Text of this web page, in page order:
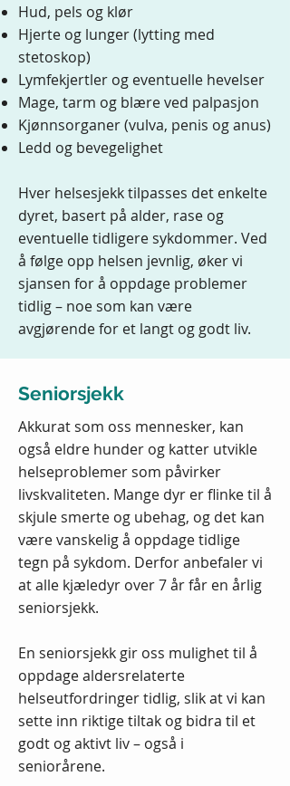
Hud, pels og klør
Hjerte og lunger (lytting med
stetoskop)
Lymfekjertler og eventuelle hevelser
Mage, tarm og blære ved palpasjon
Kjønnsorganer (vulva, penis og anus)
Ledd og bevegelighet​
Hver helsesjekk tilpasses det enkelte
dyret, basert på alder, rase og
eventuelle tidligere sykdommer. Ved
å følge opp helsen jevnlig, øker vi
sjansen for å oppdage problemer
tidlig – noe som kan være
avgjørende for et langt og godt liv.
Seniorsjekk
Akkurat som oss mennesker, kan
også eldre hunder og katter utvikle
helseproblemer som påvirker
livskvaliteten. Mange dyr er flinke til å
skjule smerte og ubehag, og det kan
være vanskelig å oppdage tidlige
tegn på sykdom. Derfor anbefaler vi
at alle kjæledyr over 7 år får en årlig
seniorsjekk.
En seniorsjekk gir oss mulighet til å
oppdage aldersrelaterte
helseutfordringer tidlig, slik at vi kan
sette inn riktige tiltak og bidra til et
godt og aktivt liv – også i
seniorårene.